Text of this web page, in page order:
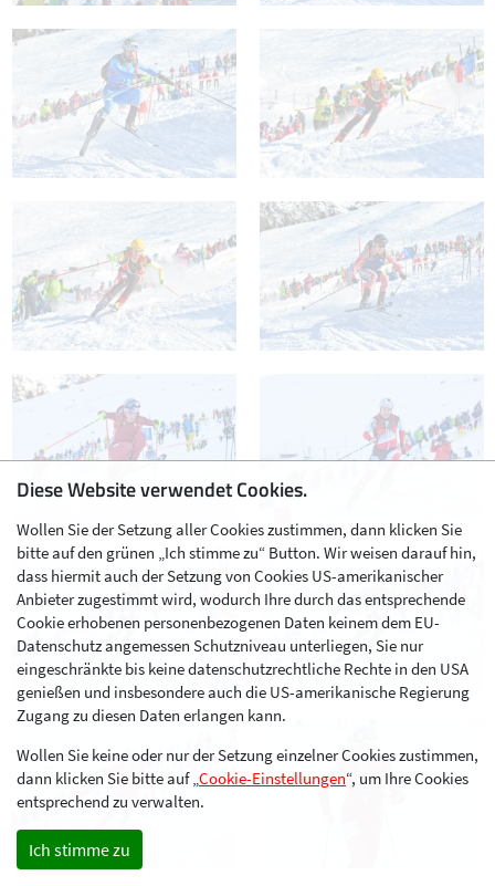
Diese Website verwendet Cookies.
Wollen Sie der Setzung aller Cookies zustimmen, dann klicken Sie
bitte auf den grünen „Ich stimme zu“ Button. Wir weisen darauf hin,
dass hiermit auch der Setzung von Cookies US-amerikanischer
Anbieter zugestimmt wird, wodurch Ihre durch das entsprechende
Cookie erhobenen personenbezogenen Daten keinem dem EU-
Datenschutz angemessen Schutzniveau unterliegen, Sie nur
eingeschränkte bis keine datenschutzrechtliche Rechte in den USA
genießen und insbesondere auch die US-amerikanische Regierung
Zugang zu diesen Daten erlangen kann.
Wollen Sie keine oder nur der Setzung einzelner Cookies zustimmen,
dann klicken Sie bitte auf „Cookie-Einstellungen“, um Ihre Cookies
entsprechend zu verwalten.
Ich stimme zu